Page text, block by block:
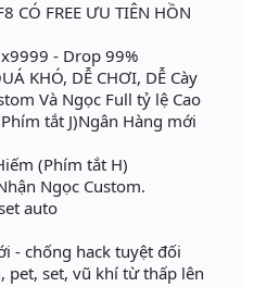
CÓ FREE ƯU TIÊN HỒN
- Drop 99%
KHÓ, DỄ CHƠI, DỄ Cày
Và Ngọc Full tỷ lệ Cao
tắt J)Ngân Hàng mới
(Phím tắt H)
Ngọc Custom.
auto
- chống hack tuyệt đối
set, vũ khí từ thấp lên